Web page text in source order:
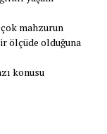
mahzurun
ölçüde olduğuna
konusu